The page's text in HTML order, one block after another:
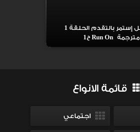
مسلسل إستمر بالتقدم الحلقة 1
مترجمة Run On ح1
قائمة الانواع
اجتماعي